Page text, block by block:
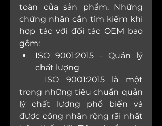
toàn của sản phẩm. Những
chứng nhận cần tìm kiếm khi
hợp tác với đối tác OEM bao
gồm:
ISO 9001:2015 – Quản lý
chất lượng
trong những tiêu chuẩn quản
lý chất lượng phổ biến và
được công nhận rộng rãi nhất